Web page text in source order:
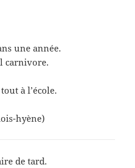
une année.
carnivore.
à l’école.
hyène)
de tard.